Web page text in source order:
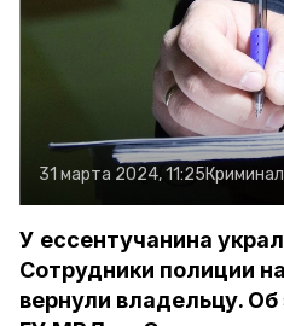
31 марта 2024, 11:25Криминал
У ессентучанина
Сотрудники полиции
вернули владельцу.